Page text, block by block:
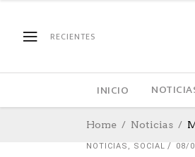
RECIENTES
INICIO
Home Noticias
NOTICIAS , SOCIAL 08/